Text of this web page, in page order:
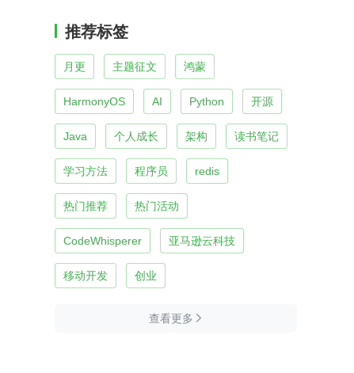
推荐标签
月更 主题征文 鸿蒙
HarmonyOS AI Python 开源
Java 个人成长 架构 读书笔记
学习方法 程序员 redis
热门推荐 热门活动
CodeWhisperer 亚马逊云科技
移动开发 创业
查看更多 